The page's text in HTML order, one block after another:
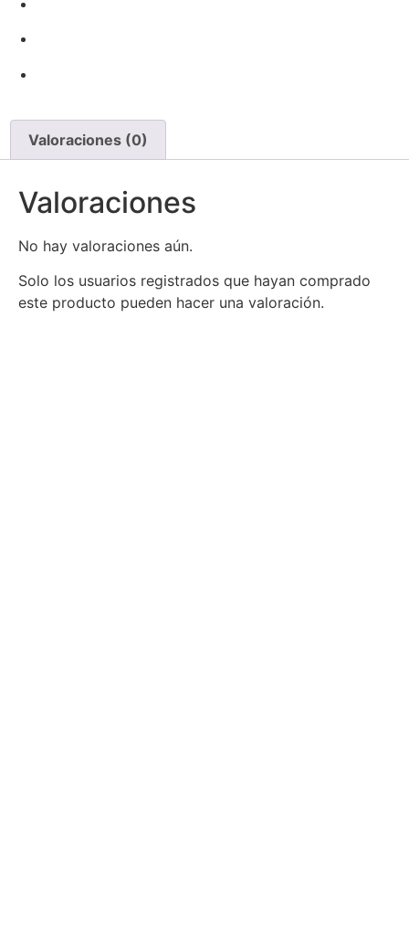
Valoraciones (0)
Valoraciones
No hay valoraciones aún.
Solo los usuarios registrados que hayan comprado
este producto pueden hacer una valoración.